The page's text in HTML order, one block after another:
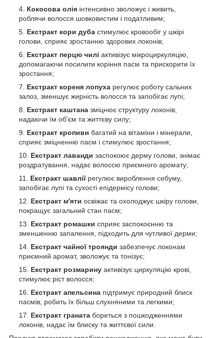
Кокосова олія інтенсивно зволожує і живить,
роблячи волосся шовковистим і податливим;
Екстракт кори дуба стимулює кровообіг у шкірі
голови, сприяє зростанню здорових локонів;
Екстракт перцю чилі активізує мікроциркуляцію,
допомагаючи посилити коріння пасм та прискорити їх
зростання;
Екстракт кореня лопуха регулює роботу сальних
залоз, зменшує жирність волосся та запобігає лупі;
Екстракт каштана зміцнює структуру локонів,
надаючи їм об'єм та життєву силу;
Екстракт кропиви багатий на вітаміни і мінерали,
сприяє зміцненню пасм і стимулює зростання;
Екстракт лаванди заспокоює дерму голови, знімає
роздратування, надає волоссю приємного аромату;
Екстракт шавлії регулює вироблення себуму,
запобігає лупі та сухості епідермісу голови;
Екстракт м'яти освіжає та охолоджує шкіру голови,
покращує загальний стан пасм;
Екстракт ромашки сприяє заспокоєнню та
зменшенню запалення, підходить для чутливої дерми;
Екстракт чайної троянди забезпечує локонам
приємний аромат, зволожує та тонізує;
Екстракт розмарину активізує циркуляцію крові,
стимулює ріст волосся;
Екстракт апельсина підтримує природний блиск
пасмів, робить їх більш слухняними та легкими;
Екстракт граната бореться з пошкодженнями
локонів, надає їм блиску та життєвої сили.